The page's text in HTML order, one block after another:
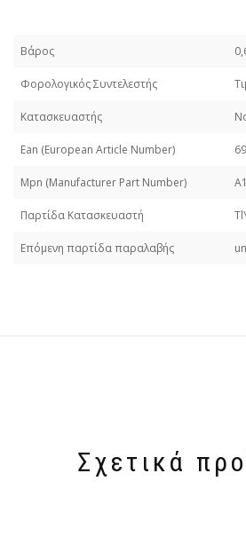
Βάρος
Φορολογικός Συντελεστής
Κατασκευαστής
Εan (European Article Number)
Mpn (Manufacturer Part Number)
Παρτίδα Κατασκευαστή
Επόμενη παρτίδα παραλαβής
Σχετικά